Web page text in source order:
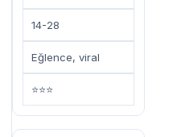
14-28
Eğlence, viral
⭐⭐⭐